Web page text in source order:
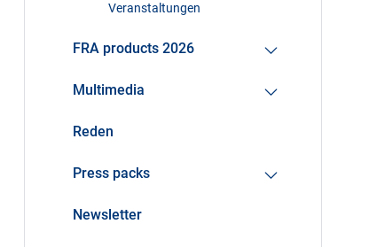
Veranstaltungen
FRA products 2026
Multimedia
Reden
Press packs
Newsletter